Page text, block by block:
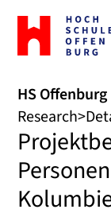
To
the
home
Offenburg
University
of
Applied
Sciences
HS Offenburg
Research